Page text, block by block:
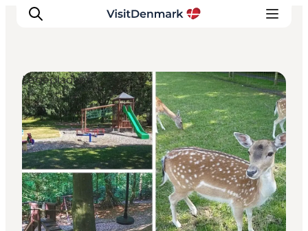
Inspiration
Destinationer
Oplevelser
Overnatning
Planlæg ferien
Legepladser